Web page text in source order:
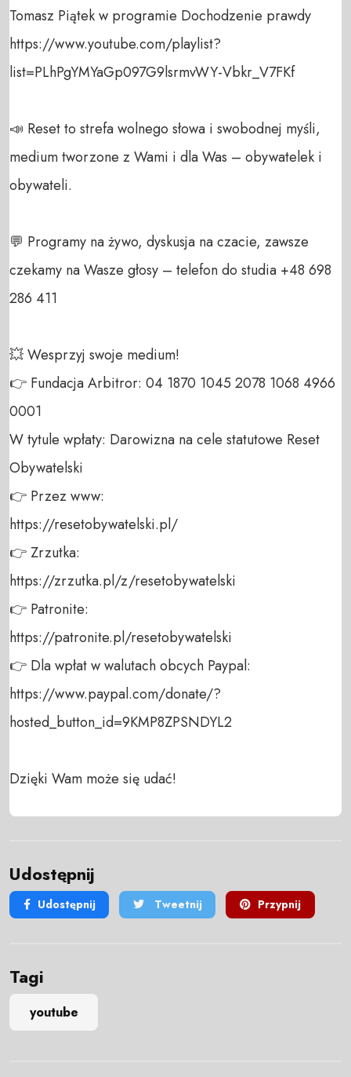
Tomasz Piątek w programie Dochodzenie prawdy
https://www.youtube.com/playlist?
list=PLhPgYMYaGp097G9lsrmvWY-Vbkr_V7FKf
📣 Reset to strefa wolnego słowa i swobodnej myśli,
medium tworzone z Wami i dla Was – obywatelek i
obywateli.
💬 Programy na żywo, dyskusja na czacie, zawsze
czekamy na Wasze głosy – telefon do studia +48 698
286 411
💥 Wesprzyj swoje medium!
👉 Fundacja Arbitror: 04 1870 1045 2078 1068 4966
0001
W tytule wpłaty: Darowizna na cele statutowe Reset
Obywatelski
👉 Przez www:
https://resetobywatelski.pl/
👉 Zrzutka:
https://zrzutka.pl/z/resetobywatelski
👉 Patronite:
https://patronite.pl/resetobywatelski
👉 Dla wpłat w walutach obcych Paypal:
https://www.paypal.com/donate/?
hosted_button_id=9KMP8ZPSNDYL2
Dzięki Wam może się udać!
Udostępnij
Udostępnij Tweetnij Przypnij
Tagi
youtube